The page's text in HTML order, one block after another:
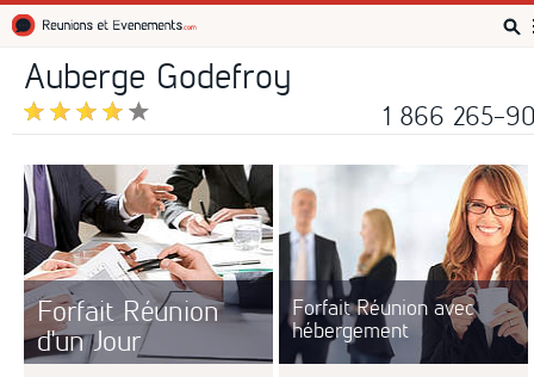
Auberge Godefroy
1 866 265-
Forfait Réunion
d'un Jour
Forfait Réunion avec
hébergement